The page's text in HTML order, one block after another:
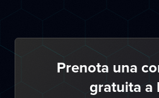
Prenota una
gratuita a